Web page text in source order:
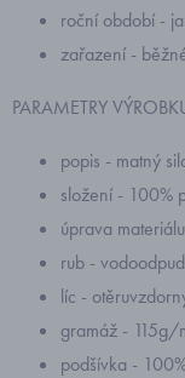
roční období -
zařazení -
PARAMETRY
popis - matný
složení - 100%
úprava
rub -
líc -
gramáž - 115g/
podšívka -